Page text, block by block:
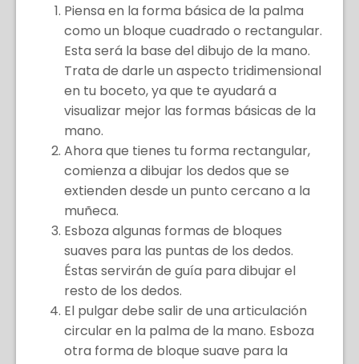
Piensa en la forma básica de la palma
como un bloque cuadrado o rectangular.
Esta será la base del dibujo de la mano.
Trata de darle un aspecto tridimensional
en tu boceto, ya que te ayudará a
visualizar mejor las formas básicas de la
mano.
Ahora que tienes tu forma rectangular,
comienza a dibujar los dedos que se
extienden desde un punto cercano a la
muñeca.
Esboza algunas formas de bloques
suaves para las puntas de los dedos.
Éstas servirán de guía para dibujar el
resto de los dedos.
El pulgar debe salir de una articulación
circular en la palma de la mano. Esboza
otra forma de bloque suave para la